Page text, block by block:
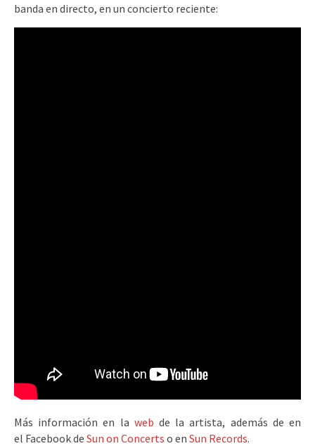
banda en directo, en un concierto reciente:
Más información en la web de la artista, además de en
el Facebook de Sun on Concerts o en Sun Records.